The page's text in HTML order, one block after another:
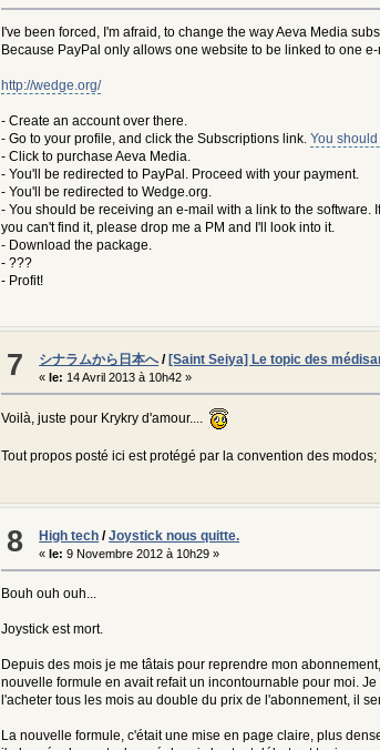
-
'pattern' => 'http://
+
'pattern' => 'https?://
'pattern' => 'http://
),
'GoogleVideo' => array(
'func' => 'googleCreateThumb',
-
+
'pattern' => 'https?://
'GoogleMaps' => array(
I've been forced, I'm afraid, to change the way Aeva Media
Because PayPal only allows one website to be linked to one
http://wedge.org/
- Create an account over there.
- Go to your profile, and click the Subscriptions link. You
- Click to purchase Aeva Media.
- You'll be redirected to PayPal. Proceed with your payment.
- You'll be redirected to Wedge.org.
- You should be receiving an e-mail with a link to the
you can't find it, please drop me a PM and I'll look into it.
- Download the package.
- ???
- Profit!
7 シナラムから日本へ/ [Saint Seiya] Le topic des
« le: 14 Avril 2013 à 10h42 »
Voilà, juste pour Krykry d'amour....
Tout propos posté ici est protégé par la convention des
8 High tech /Joystick nous quitte.
«le: 9 Novembre 2012 à 10h29 »
Bouh ouh ouh...
Joystick est mort.
Depuis des mois je me tâtais pour reprendre mon
nouvelle formule en avait refait un incontournable pour moi.
l'acheter tous les mois au double du prix de l'abonnement, il
La nouvelle formule, c'était une mise en page claire, plus